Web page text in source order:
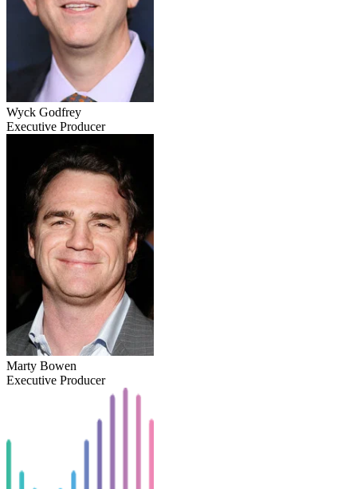
Wyck Godfrey
Executive Producer
Marty Bowen
Executive Producer